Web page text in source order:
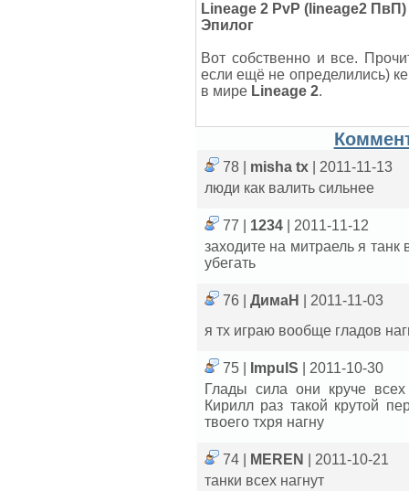
Lineage 2 PvP (lineage2 ПвП)
Эпилог
Вот собственно и все.
если ещё не определились)
в мире Lineage 2.
78 | misha tx
| 2011-11-13
люди как валить сильнее
77 | 1234
| 2011-11-12
заходите на митраель я
убегать
76 | ДимаН
| 2011-11-03
я тх играю вообще гладов
75 | ImpulS
| 2011-10-30
Глады сила они круче
Кирилл раз такой крутой
твоего тхря нагну
74 | MEREN
| 2011-10-21
танки всех нагнут